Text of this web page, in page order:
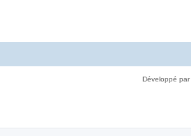
Développé par